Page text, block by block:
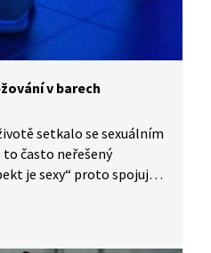
v barech
setkalo se sexuálním
často neřešený
je sexy“ proto spojuje